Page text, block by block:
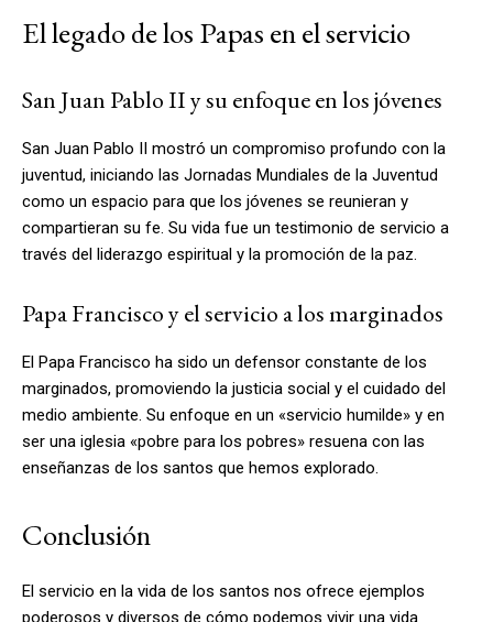
El legado de los Papas en el servicio
San Juan Pablo II y su enfoque en los jóvenes
San Juan Pablo II mostró un compromiso profundo con la
juventud, iniciando las Jornadas Mundiales de la Juventud
como un espacio para que los jóvenes se reunieran y
compartieran su fe. Su vida fue un testimonio de servicio a
través del liderazgo espiritual y la promoción de la paz.
Papa Francisco y el servicio a los marginados
El Papa Francisco ha sido un defensor constante de los
marginados, promoviendo la justicia social y el cuidado del
medio ambiente. Su enfoque en un «servicio humilde» y en
ser una iglesia «pobre para los pobres» resuena con las
enseñanzas de los santos que hemos explorado.
Conclusión
El servicio en la vida de los santos nos ofrece ejemplos
poderosos y diversos de cómo podemos vivir una vida